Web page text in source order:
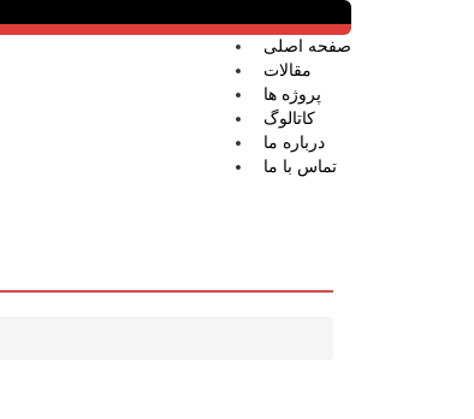
صفحه اصلی
مقالات
پروژه ها
کاتالوگ
درباره ما
تماس با ما